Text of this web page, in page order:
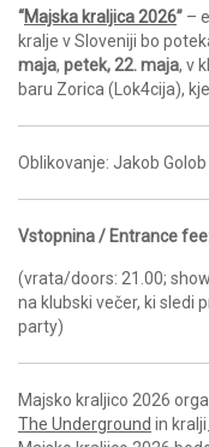
“Majska kraljica 2026” –
kralje v Sloveniji bo
maja, petek, 22. maja, v
baru Zorica (Lok4cija),
Oblikovanje: Jakob Golob
Vstopnina / Entrance fee
(vrata/doors: 21.00;
na klubski večer, ki sledi
party)
Majsko kraljico 2026
The Underground in